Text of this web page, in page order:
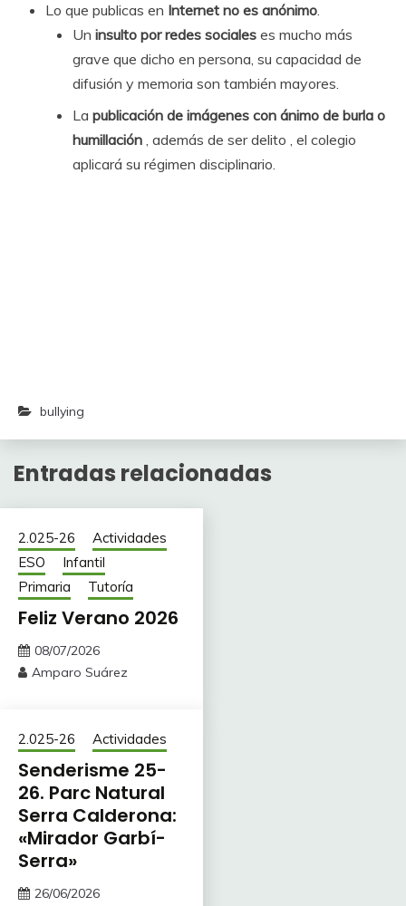
Lo que publicas en Internet no es anónimo.
Un insulto por redes sociales es mucho más
grave que dicho en persona, su capacidad de
difusión y memoria son también mayores.
La publicación de imágenes con ánimo de burla o
humillación , además de ser delito , el colegio
aplicará su régimen disciplinario.
bullying
Entradas relacionadas
2.025-26
Actividades
ESO
Infantil
Primaria
Tutoría
Feliz Verano 2026
08/07/2026
Amparo Suárez
2.025-26 Actividades
Senderisme 25-
26. Parc Natural
Serra Calderona:
«Mirador Garbí-
Serra»
26/06/2026